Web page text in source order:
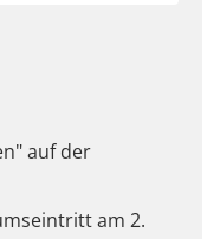
auf der
am 2.